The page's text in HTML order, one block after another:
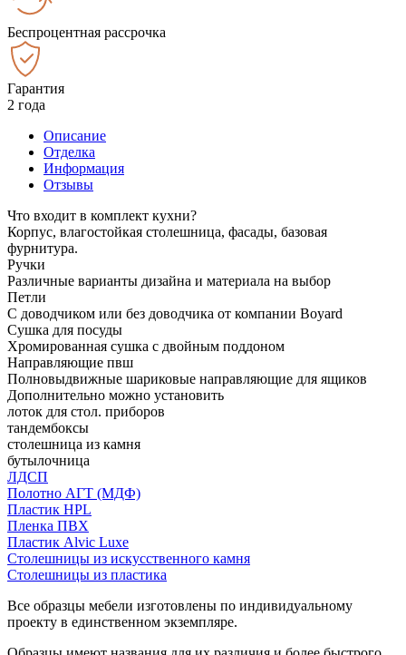
Беспроцентная рассрочка
Гарантия
2 года
Описание
Отделка
Информация
Отзывы
Что входит в комплект кухни?
Корпус, влагостойкая столешница, фасады, базовая
фурнитура.
Ручки
Различные варианты дизайна и материала на выбор
Петли
С доводчиком или без доводчика от компании Boyard
Сушка для посуды
Хромированная сушка с двойным поддоном
Направляющие пвш
Полновыдвижные шариковые направляющие для ящиков
Дополнительно можно установить
лоток для стол. приборов
тандембоксы
столешница из камня
бутылочница
ЛДСП
Полотно АГТ (МДФ)
Пластик HPL
Пленка ПВХ
Пластик Alvic Luxe
Столешницы из искусственного камня
Столешницы из пластика
Все образцы мебели изготовлены по индивидуальному
проекту в единственном экземпляре.